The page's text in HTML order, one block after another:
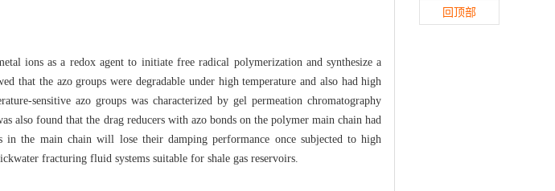
ions as a redox agent to initiate free radical polymerization and synthesize a
that the azo groups were degradable under high temperature and also had high
sensitive azo groups was characterized by gel permeation chromatography
also found that the drag reducers with azo bonds on the polymer main chain had
in the main chain will lose their damping performance once subjected to high
fracturing fluid systems suitable for shale gas reservoirs.
回顶部